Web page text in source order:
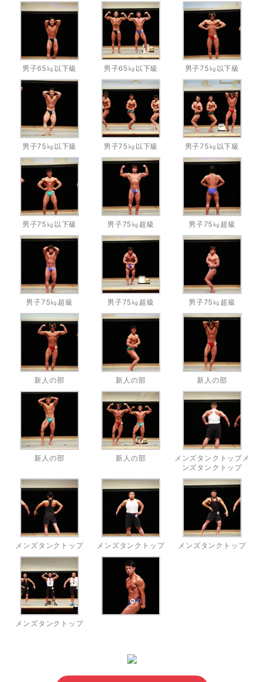
男子65㎏以下級 男子65㎏以下級 男子75㎏以下級
男子75㎏以下級 男子75㎏以下級 男子75㎏以下級
男子75㎏以下級 男子75㎏超級 男子75㎏超級
男子75㎏超級 男子75㎏超級 男子75㎏超級
新人の部 新人の部 新人の部
新人の部 新人の部
メンズタンクトップメ
ンズタンクトップ
メンズタンクトップ メンズタンクトップ メンズタンクトップ
メンズタンクトップ